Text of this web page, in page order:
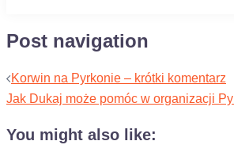
Post navigation
Korwin na Pyrkonie – krótki komentarz
Jak Dukaj może pomóc w organizacji
You might also like: